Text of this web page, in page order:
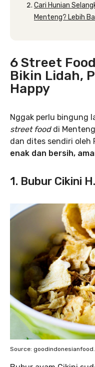
Cari Hunian
Menteng? Lebih
6 Street
Bikin Lidah,
Happy
Nggak perlu bingung
street food di
dan dites sendiri oleh
enak dan bersih,
1. Bubur Cikini
Source: